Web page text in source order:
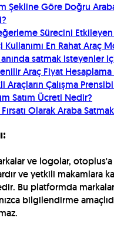
Şekline Göre Doğru
Sürecini
Kullanımı En Rahat Araç
anında satmak isteyenler
Araç Fiyat
Araçların Çalışma
Satım Ücreti Nedir?
Fırsatı Olarak Araba Satmak
ve logolar,
ve yetkili makamlara
Bu platformda
bilgilendirme